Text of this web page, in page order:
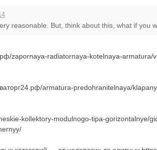
reasonable. But, think about this, what if you
zapornaya-radiatornaya-kotelnaya-
armatura-predohranitelnaya/
kollektory-modulnogo-tipa-